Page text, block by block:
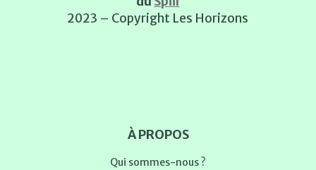
2023 – Copyright Les Horizons
À PROPOS
Qui sommes-nous ?